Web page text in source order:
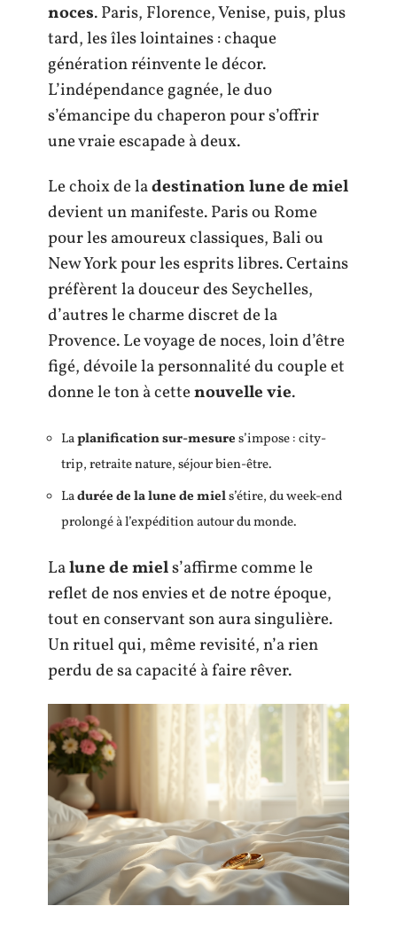
noces. Paris, Florence, Venise, puis, plus
tard, les îles lointaines : chaque
génération réinvente le décor.
L’indépendance gagnée, le duo
s’émancipe du chaperon pour s’offrir
une vraie escapade à deux.
Le choix de ladestination lune de miel
devient un manifeste. Paris ou Rome
pour les amoureux classiques, Bali ou
New York pour les esprits libres. Certains
préfèrent la douceur des Seychelles,
d’autres le charme discret de la
Provence. Le voyage de noces, loin d’être
figé, dévoile la personnalité du couple et
donne le ton à cettenouvelle vie.
Laplanification sur-mesures’impose : city-
trip, retraite nature, séjour bien-être.
Ladurée de la lune de miels’étire, du week-end
prolongé à l’expédition autour du monde.
Lalune de miels’affirme comme le
reflet de nos envies et de notre époque,
tout en conservant son aura singulière.
Un rituel qui, même revisité, n’a rien
perdu de sa capacité à faire rêver.